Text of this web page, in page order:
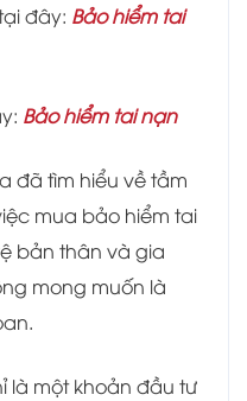
đây: Bảo hiểm tai
Bảo hiểm tai nạn
đã tìm hiểu về tầm
mua bảo hiểm tai
bản thân và gia
mong muốn là
là một khoản đầu tư